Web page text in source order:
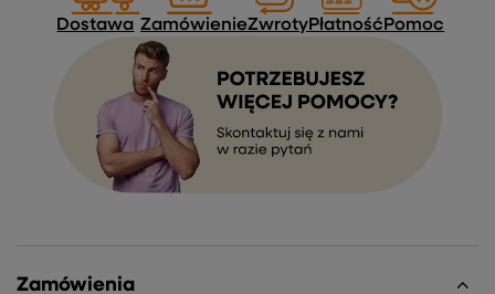
Dostawa ZamówienieZwrotyPłatność Pomoc
Zamówienia